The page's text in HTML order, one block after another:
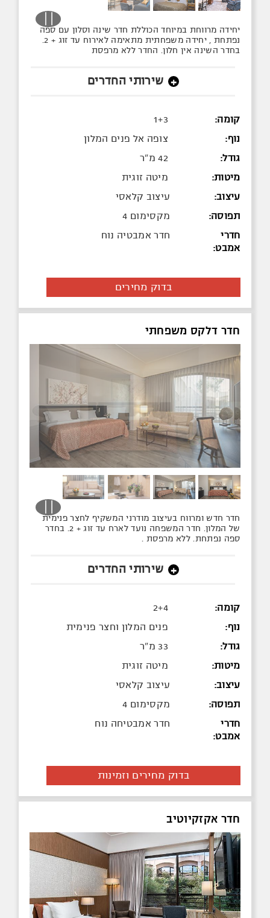
יחידה מרווחת במיוחד הכוללת חדר שינה וסלון עם ספה
בחדר השינה אין חלון. החדר ללא מרפסת
+ שירותי החדרים
קומה:
1+3
נוף:
צופה אל פנים המלון
גודל:
42 מ"ר
מיטות:
מיטה זוגית
עיצוב:
עיצוב קלאסי
תפוסה:
מקסימום 4
חדרי
אמבט:
חדר אמבטיה נוח
בדוק מחירים
חדר דלקס משפחתי
חדר חדש ומרווח בעיצוב מודרני המשקיף לחצר פנימית
של המלון. חדר המשפחה נועד לארח עד זוג + 2. בחדר
ספה נפתחת. ללא מרפסת .
+ שירותי החדרים
קומה:
2+4
נוף:
פנים המלון וחצר פנימית
גודל:
33 מ"ר
מיטות:
מיטה זוגית
עיצוב:
עיצוב קלאסי
תפוסה:
מקסימום 4
חדרי
אמבט:
חדר אמבטיחה נוח
בדוק מחירים וזמינות
חדר אקזקיוטיב